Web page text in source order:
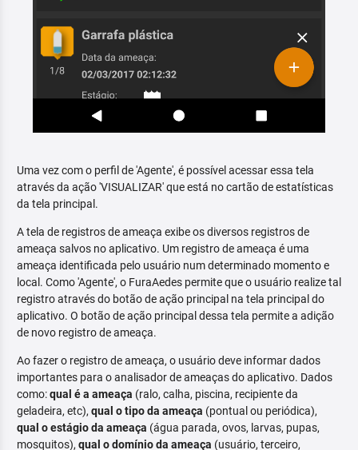
Uma vez com o perfil de 'Agente', é possível acessar essa tela
através da ação 'VISUALIZAR' que está no cartão de estatísticas
da tela principal.
A tela de registros de ameaça exibe os diversos registros de
ameaça salvos no aplicativo. Um registro de ameaça é uma
ameaça identificada pelo usuário num determinado momento e
local. Como 'Agente', o FuraAedes permite que o usuário realize tal
registro através do botão de ação principal na tela principal do
aplicativo. O botão de ação principal dessa tela permite a adição
de novo registro de ameaça.
Ao fazer o registro de ameaça, o usuário deve informar dados
importantes para o analisador de ameaças do aplicativo. Dados
como:qual é a ameaça (ralo, calha, piscina, recipiente da
geladeira, etc), qual o tipo da ameaça (pontual ou periódica),
qual o estágio da ameaça (água parada, ovos, larvas, pupas,
mosquitos), qual o domínio da ameaça (usuário, terceiro,